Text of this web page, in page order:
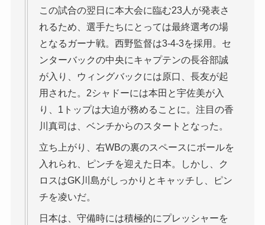
この試合の翌日に本大会に臨む23人が発表さ
れるため、選手たちにとっては最終選考の場
となるガーナ戦。西野監督は3-4-3を採用。セ
ンターバックの中央にキャプテンの長谷部誠
が入り、ウィングバックには原口、長友が起
用された。2シャドーには本田と宇佐美が入
り、1トップは大迫が務めることに。注目の香
川真司は、ベンチからのスタートとなった。
立ち上がり、右WBの裏のスペースにボールを
入れられ、ピンチを迎えた日本。しかし、ク
ロスはGK川島がしっかりとキャッチし、ピン
チを凌いだ。
日本は、守備時には積極的にプレッシャーを